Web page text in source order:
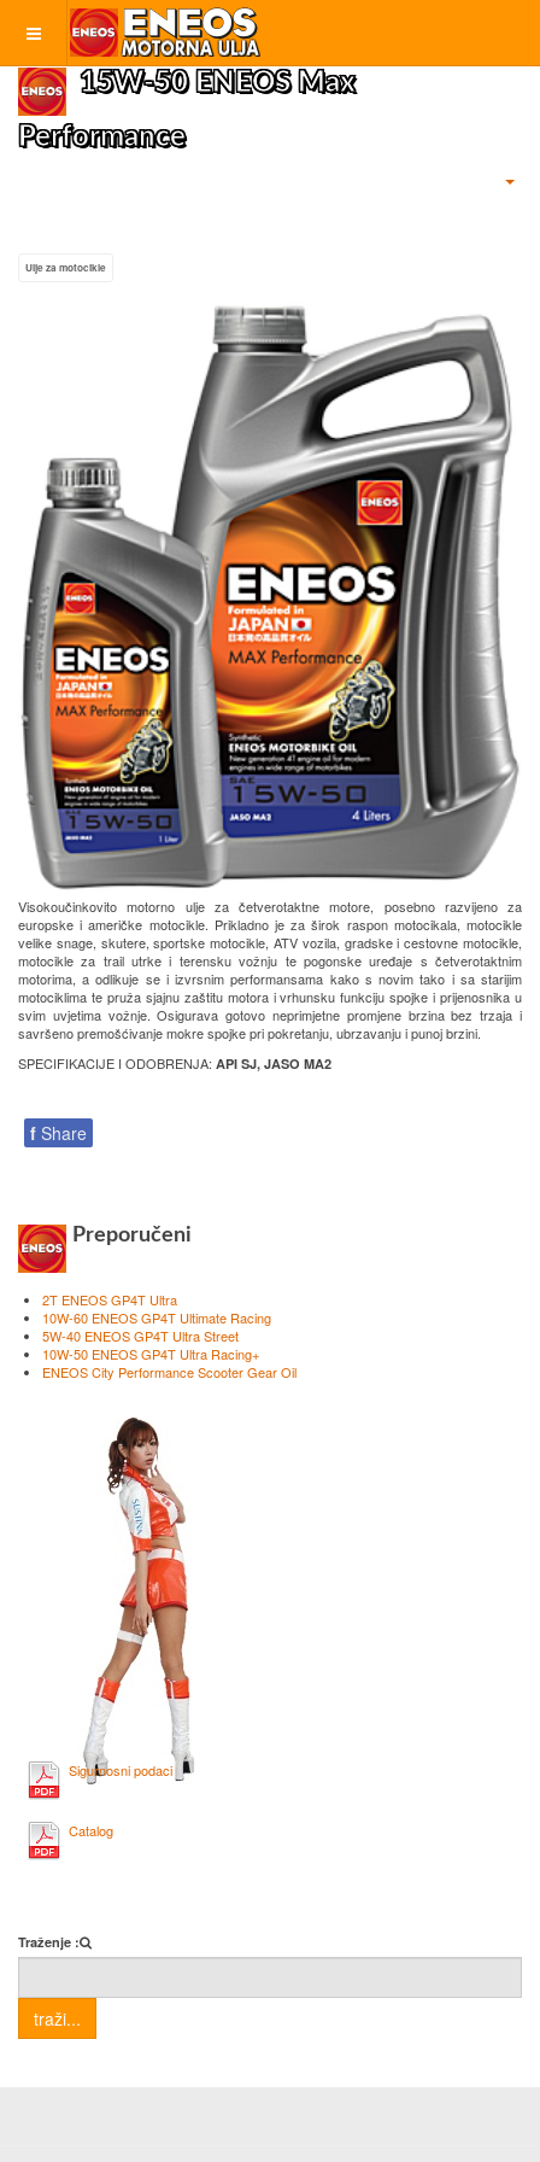
15W-50 ENEOS Max
Performance
Ulje za motocikle
Visokoučinkovito motorno ulje za četverotaktne motore, posebno razvijeno za
europske i američke motocikle. Prikladno je za širok raspon motocikala, motocikle
velike snage, skutere, sportske motocikle, ATV vozila, gradske i cestovne motocikle,
motocikle za trail utrke i terensku vožnju te pogonske uređaje s četverotaktnim
motorima, a odlikuje se i izvrsnim performansama kako s novim tako i sa starijim
motociklima te pruža sjajnu zaštitu motora i vrhunsku funkciju spojke i prijenosnika u
svim uvjetima vožnje. Osigurava gotovo neprimjetne promjene brzina bez trzaja i
savršeno premošćivanje mokre spojke pri pokretanju, ubrzavanju i punoj brzini.
SPECIFIKACIJE I ODOBRENJA: API SJ, JASO MA2
f Share
Preporučeni
2T ENEOS GP4T Ultra
10W-60 ENEOS GP4T Ultimate Racing
5W-40 ENEOS GP4T Ultra Street
10W-50 ENEOS GP4T Ultra Racing+
ENEOS City Performance Scooter Gear Oil
Sigurnosni podaci
Catalog
Traženje :
traži...